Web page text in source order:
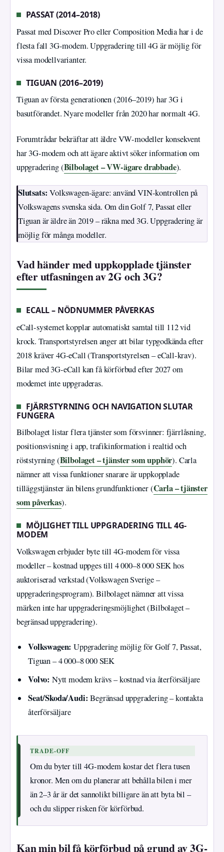
PASSAT (2014–2018)
Passat med Discover Pro eller Composition Media har i de
flesta fall 3G-modem. Uppgradering till 4G är möjlig för
vissa modellvarianter.
TIGUAN (2016–2019)
Tiguan av första generationen (2016–2019) har 3G i
basutförandet. Nyare modeller från 2020 har normalt 4G.
Forumtrådar bekräftar att äldre VW-modeller konsekvent
har 3G-modem och att ägare aktivt söker information om
uppgradering (Bilbolaget – VW-ägare drabbade).
Slutsats: Volkswagen-ägare: använd VIN-kontrollen på
Volkswagens svenska sida. Om din Golf 7, Passat eller
Tiguan är äldre än 2019 – räkna med 3G. Uppgradering är
möjlig för många modeller.
Vad händer med uppkopplade tjänster
efter utfasningen av 2G och 3G?
ECALL – NÖDNUMMER PÅVERKAS
eCall-systemet kopplar automatiskt samtal till 112 vid
krock. Transportstyrelsen anger att bilar typgodkända efter
2018 kräver 4G-eCall (Transportstyrelsen – eCall-krav).
Bilar med 3G-eCall kan få körförbud efter 2027 om
modemet inte uppgraderas.
FJÄRRSTYRNING OCH NAVIGATION SLUTAR
FUNGERA
Bilbolaget listar flera tjänster som försvinner: fjärrlåsning,
positionsvisning i app, trafikinformation i realtid och
röststyrning (Bilbolaget – tjänster som upphör). Carla
nämner att vissa funktioner snarare är uppkopplade
tilläggstjänster än bilens grundfunktioner (Carla – tjänster
som påverkas).
MÖJLIGHET TILL UPPGRADERING TILL 4G-
MODEM
Volkswagen erbjuder byte till 4G-modem för vissa
modeller – kostnad uppges till 4 000–8 000 SEK hos
auktoriserad verkstad (Volkswagen Sverige –
uppgraderingsprogram). Bilbolaget nämner att vissa
märken inte har uppgraderingsmöjlighet (Bilbolaget –
begränsad uppgradering).
Volkswagen: Uppgradering möjlig för Golf 7, Passat,
Tiguan – 4 000–8 000 SEK
Volvo: Nytt modem krävs – kostnad via återförsäljare
Seat/Skoda/Audi: Begränsad uppgradering – kontakta
återförsäljare
TRADE-OFF
Om du byter till 4G-modem kostar det flera tusen
kronor. Men om du planerar att behålla bilen i mer
än 2–3 år är det sannolikt billigare än att byta bil –
och du slipper risken för körförbud.
Kan min bil få körförbud på grund av 3G-